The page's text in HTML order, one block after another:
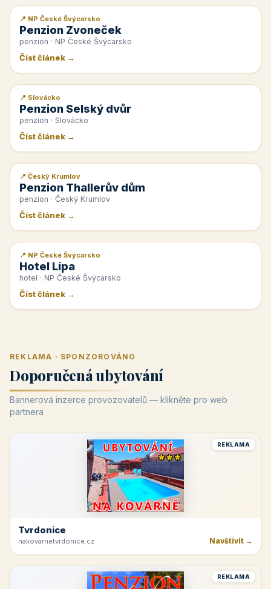
📰 PR článek
📍 NP České Švýcarsko
Penzion Zvoneček
penzion · NP České Švýcarsko
Číst článek →
📰 PR článek
📍 Slovácko
Penzion Selský dvůr
penzion · Slovácko
Číst článek →
📰 PR článek
📍 Český Krumlov
Penzion Thallerův dům
penzion · Český Krumlov
Číst článek →
📰 PR článek
📍 NP České Švýcarsko
Hotel Lípa
hotel · NP České Švýcarsko
Číst článek →
REKLAMA · SPONZOROVÁNO
Doporučená ubytování
Bannerová inzerce provozovatelů — klikněte pro web
partnera
REKLAMA
Tvrdonice
nakovarnetvrdonice.cz Navštívit →
REKLAMA